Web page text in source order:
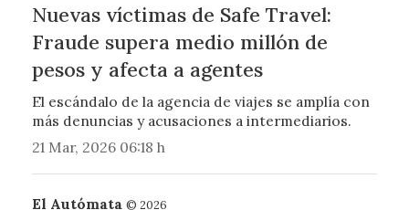
Nuevas víctimas de Safe Travel:
Fraude supera medio millón de
pesos y afecta a agentes
El escándalo de la agencia de viajes se amplía con
más denuncias y acusaciones a intermediarios.
21 Mar, 2026 06:18 h
El Autómata © 2026